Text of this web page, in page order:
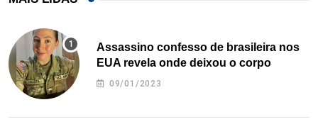
Assassino confesso de brasileira nos
EUA revela onde deixou o corpo
09/01/2023